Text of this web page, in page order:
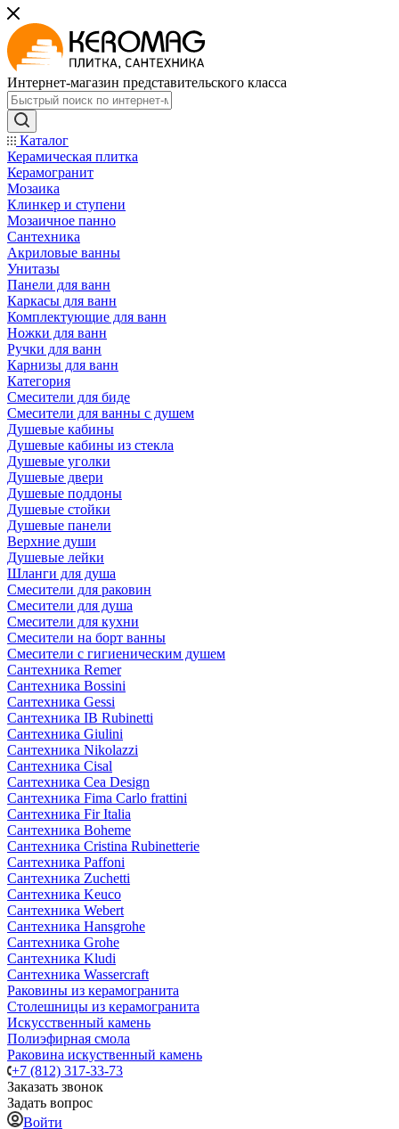
Интернет-магазин представительского класса
Каталог
Керамическая плитка
Керамогранит
Мозаика
Клинкер и ступени
Мозаичное панно
Сантехника
Акриловые ванны
Унитазы
Панели для ванн
Каркасы для ванн
Комплектующие для ванн
Ножки для ванн
Ручки для ванн
Карнизы для ванн
Категория
Смесители для биде
Смесители для ванны с душем
Душевые кабины
Душевые кабины из стекла
Душевые уголки
Душевые двери
Душевые поддоны
Душевые стойки
Душевые панели
Верхние души
Душевые лейки
Шланги для душа
Смесители для раковин
Смесители для душа
Смесители для кухни
Смесители на борт ванны
Смесители с гигиеническим душем
Сантехника Remer
Сантехника Bossini
Сантехника Gessi
Сантехника IB Rubinetti
Сантехника Giulini
Сантехника Nikolazzi
Сантехника Cisal
Сантехника Cea Design
Сантехника Fima Carlo frattini
Сантехника Fir Italia
Сантехника Boheme
Сантехника Cristina Rubinetterie
Сантехника Paffoni
Сантехника Zuchetti
Сантехника Keuco
Сантехника Webert
Сантехника Hansgrohe
Сантехника Grohe
Сантехника Kludi
Сантехника Wassercraft
Раковины из керамогранита
Столешницы из керамогранита
Искусственный камень
Полиэфирная смола
Раковина искуственный камень
+7 (812) 317-33-73
Заказать звонок
Задать вопрос
Войти